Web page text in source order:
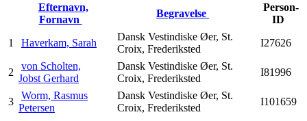
Efternavn,
Fornavn
Begravelse
Person-
ID
1
Haverkam, Sarah
Dansk Vestindiske Øer, St.
Croix, Frederiksted
I27626
2
von Scholten,
Jobst Gerhard
Dansk Vestindiske Øer, St.
Croix, Frederiksted
I81996
3
Worm, Rasmus
Petersen
Dansk Vestindiske Øer, St.
Croix, Frederiksted
I101659